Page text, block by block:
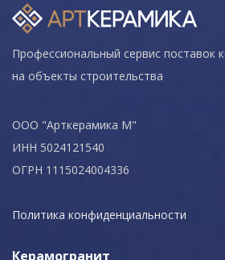
Профессиональный сервис поставок
на объекты строительства
ООО "Арткерамика М"
ИНН 5024121540
ОГРН 1115024004336
Политика конфиденциальности
Керамогранит